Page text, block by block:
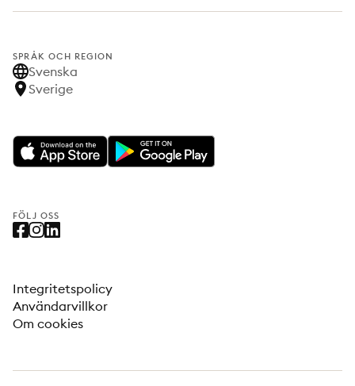
SPRÅK OCH REGION
Svenska
Sverige
FÖLJ OSS
Integritetspolicy
Användarvillkor
Om cookies